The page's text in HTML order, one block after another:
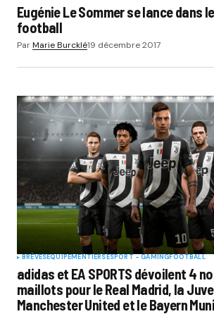
Eugénie Le Sommer se lance dans
football
ParMarie Burcklé19 décembre 2017
BRÈVESEQUIPEMENTIERSESPORT - GAMINGFOOTBALL
adidas et EA SPORTS dévoilent 4
maillots pour le Real Madrid, la
Manchester United et le Bayern